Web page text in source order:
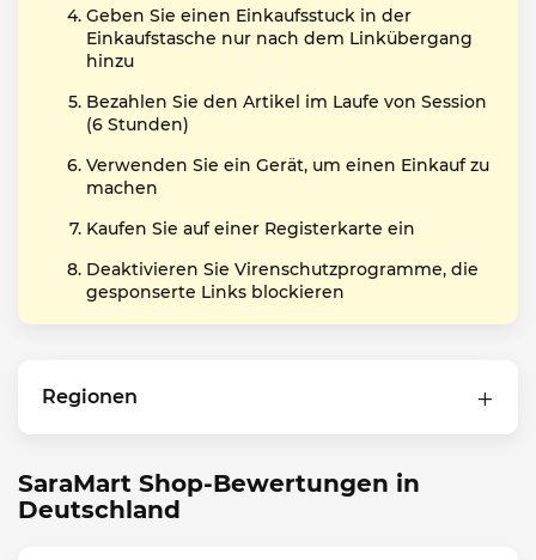
Geben Sie einen Einkaufsstuck in der
Einkaufstasche nur nach dem Linkübergang
hinzu
Bezahlen Sie den Artikel im Laufe von Session
(6 Stunden)
Verwenden Sie ein Gerät, um einen Einkauf zu
machen
Kaufen Sie auf einer Registerkarte ein
Deaktivieren Sie Virenschutzprogramme, die
gesponserte Links blockieren
Regionen
SaraMart Shop-Bewertungen in
Deutschland